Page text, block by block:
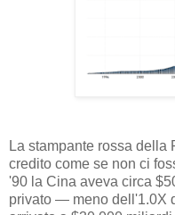
La stampante rossa della
credito come se non ci
'90 la Cina aveva circa
privato — meno dell'1.0X